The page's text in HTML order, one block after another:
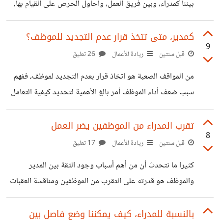
بيننا كمدراء، وبين فريق العمل، وأحاول الحرص على القيام بها،
لضمان حصول فريقي على الدعم لمواجهة التحديات والعقبات
في عملهم، كذلك تخصيص اجتماع فردي من أجل كل موظف،
يشعرهم بالتقدير ويمنحهم فرصة لمناقشة النقاط التي يصعب
الموظفين يشعرون بالقلق من الاجتماعات الفردية، وهذا يظهر
جدا أثناء الاجتماع، لذا أريد أن أناقش معكم أهم النقاط التي
يجب أن أركز عليها لجعل هذا
9
كمدير، متى تتخذ قرار عدم التجديد للموظف؟
قبل سنتين ريادة الأعمال
من المواقف الصعبة هو اتخاذ قرار بعدم التجديد لموظف، ففهم
سبب ضعف أداء الموظف أمر بالغ الأهمية لتحديد كيفية التعامل
مع المشكلة. وقد لا يكون خطأ أي شخص في حد ذاته. ربما كان
أداء الموظف جيدًا، ولكن بسبب تغير احتياجات العمل أو
التغييرات في التكنولوجيا، لم تعد هناك حاجة إلى مهارات
المطلوب"، ويكون الموظف "ليس جاهزًا من الناحية التنموية" لما
نحتاجه بالعمل. أيضا "ربما تكون قد عينت الشخص الخطأ" لذا
كيف
8
تقرب المدراء من الموظفين يضر العمل
قبل سنتين ريادة الأعمال
كثيرا ما نتحدث أن من أهم أسباب وجود الثقة بين المدير
والموظف هو قدرته على التقرب من الموظفين ومناقشة العقبات
والتحفيز على النجاح، هذا بلا أدنى شك شىء هام، ولكن ليس
صحيا في كثير من الأحيان إذا تم استخدامه بشكل خاطئ من
بالنسبة للمدراء، كيف يمكننا وضع فاصل بين